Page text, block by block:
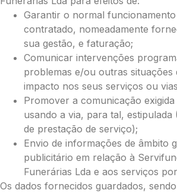
O seu nome *
Contacto telefónico*
O seu email*
Mensagem a constar no
Garantir o normal
contratado, nomeadamente
sua gestão, e faturação;
Comunicar intervenções
problemas e/ou outras situações
impacto nos seus serviços ou
Promover a comunicação
usando a via, para tal, estipulada
de prestação de serviço);
Envio de informações de âmbito
publicitário em relação à
Funerárias Lda e aos serviços
Os dados fornecidos guardados,